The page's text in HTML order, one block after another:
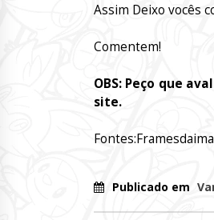
Assim Deixo vocês
Comentem!
OBS: Peço que
site.
Publicado em